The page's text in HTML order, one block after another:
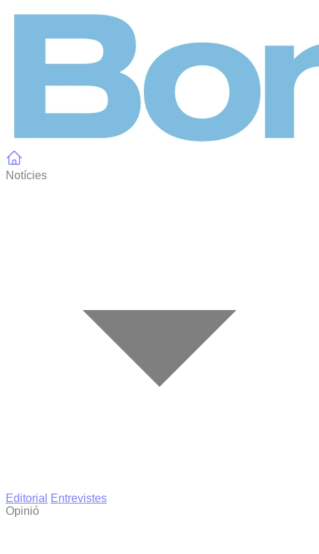
Notícies
Editorial
Entrevistes
Opinió